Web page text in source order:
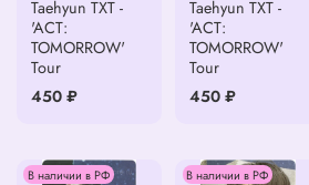
Taehyun TXT -
'ACT:
TOMORROW'
Tour
450 ₽
Taehyun TXT -
'ACT:
TOMORROW'
Tour
450 ₽
В наличии в РФ В наличии в РФ